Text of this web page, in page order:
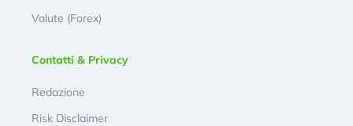
Valute (Forex)
Contatti & Privacy
Redazione
Risk Disclaimer